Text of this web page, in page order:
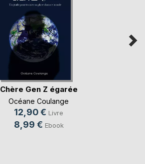
Chère Gen Z égarée
Océane Coulange
12,90 € Livre
8,99 € Ebook